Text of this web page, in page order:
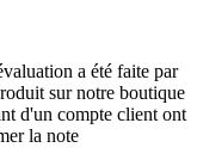
a été faite par
sur notre boutique
d'un compte client ont
la note